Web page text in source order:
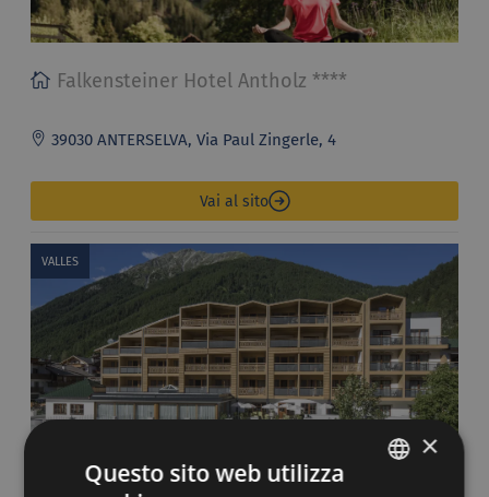
Falkensteiner Hotel Antholz ****
39030 ANTERSELVA, Via Paul Zingerle, 4
Vai al sito
VALLES
×
Questo sito web utilizza